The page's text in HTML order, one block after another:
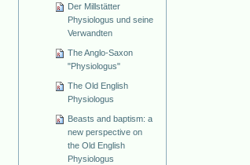
Der Millstätter
Physiologus und seine
Verwandten
The Anglo-Saxon
"Physiologus"
The Old English
Physiologus
Beasts and baptism: a
new perspective on
the Old English
Physiologus